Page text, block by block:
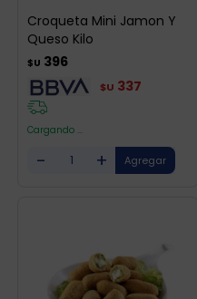
Croqueta Mini Jamon Y
Queso Kilo
$U 396
$U 337
Cargando ...
- +